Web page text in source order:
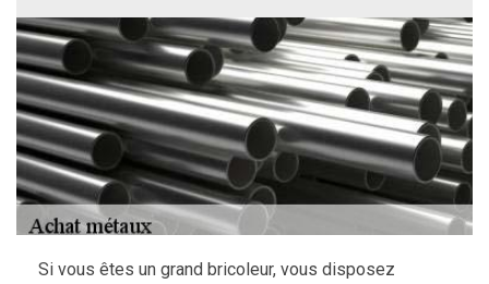
Si vous êtes un grand bricoleur, vous disposez